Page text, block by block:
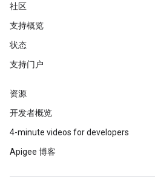
社区
支持概览
状态
支持门户
资源
开发者概览
4-minute videos for developers
Apigee 博客